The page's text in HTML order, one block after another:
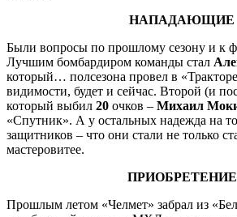
НАПАДАЮЩИЕ
Были вопросы по прошлому сезону и к
Лучшим бомбардиром команды стал
который… полсезона провел в
видимости, будет и сейчас. Второй (и
который выбил 20 очков – Михаил
«Спутник». А у остальных надежда на
защитников – что они стали не только
мастеровитее.
ПРИОБРЕТЕНИЕ
Прошлым летом «Челмет» забрал из